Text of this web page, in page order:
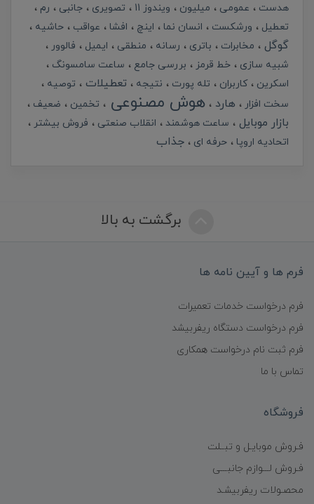
هدست
عمومی میلیون ویندوز 11 تصویری جانبی
رم
تعطیل
ورشکست انسان نما اینچ افشا عواقب حاشیه
گوگل مخابرات باتری رسانه منطقی ایمیل
فالوور
شبیه سازی
خط قرمز بررسی جامع
ساعت سامسونگ
اسکرین
کاربران تله پورت نتیجه تعطیلات
توصیه
سخت افزار
هارد هوش مصنوعی تخمین ضعیف
بازار موبایل ساعت هوشمند انقلاب صنعتی
فروش بیشتر
اتحادیه اروپا
حرفه ای جذاب
برگشت به بالا
فرم ها و آیین نامه ها
فرم درخواست خدمات تعمیرات
فرم درخواست دستگاه ریفربیشد
فرم ثبت نام درخواست همکاری
تماس با ما
فروشگاه
فـروش موبایـل و تبــلت
فـروش لـــوازم جانبـــی
محصـولات ریفربیشـد